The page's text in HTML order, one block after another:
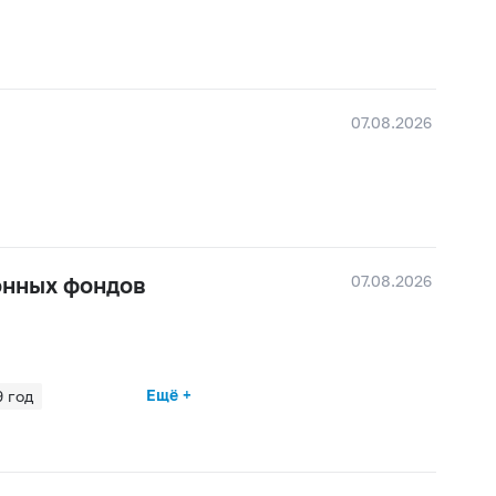
07.08.2026
07.08.2026
фондов
год
Ещё +